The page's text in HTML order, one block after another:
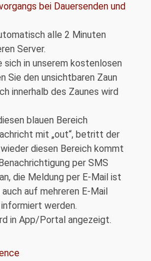
bei Dauersenden und
alle 2 Minuten
Server.
sich in unserem kostenlosen
Sie den unsichtbaren Zaun
innerhalb des Zaunes wird
blauen Bereich
mit „out“, betritt der
diesen Bereich kommt
per SMS
die Meldung per E-Mail ist
auf mehreren E-Mail
werden.
in App/Portal angezeigt.